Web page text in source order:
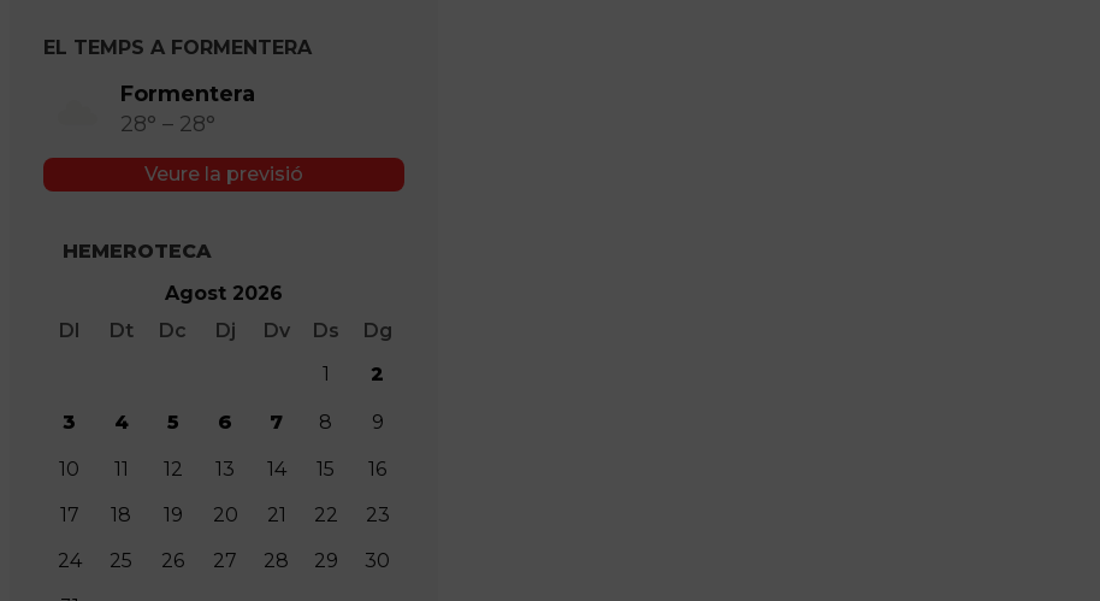
EL TEMPS A FORMENTERA
Formentera
28° – 28°
Veure la previsió
HEMEROTECA
Agost 2026
Dl
Dt Dc Dj Dv Ds
Dg
1
2
3 4 5 6 7 8 9
10 11 12 13 14 15
16
17
18 19 20 21 22
23
24
25 26 27 28 29
30